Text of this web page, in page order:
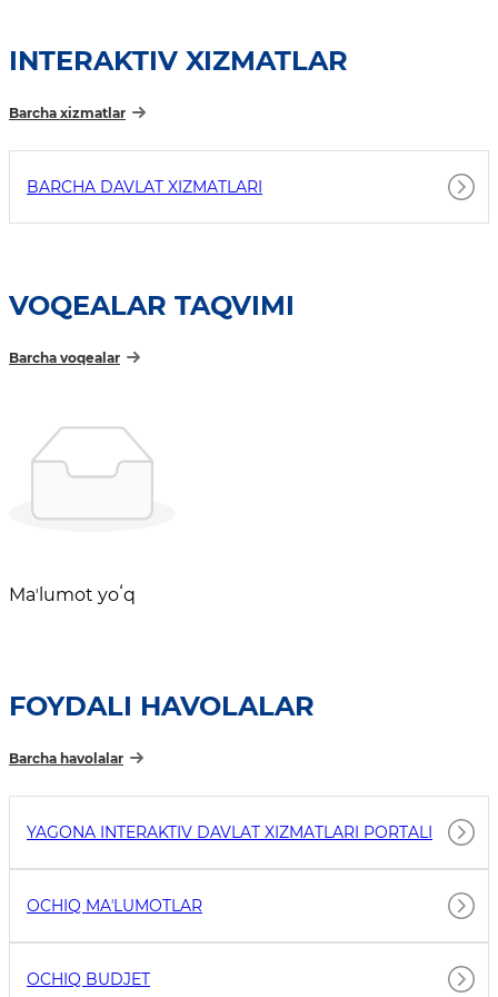
INTERAKTIV XIZMATLAR
Barcha xizmatlar
BARCHA DAVLAT XIZMATLARI
VOQEALAR TAQVIMI
Barcha voqealar
Maʼlumot yoʻq
FOYDALI HAVOLALAR
Barcha havolalar
YAGONA INTERAKTIV DAVLAT XIZMATLARI PORTALI
OCHIQ MAʼLUMOTLAR
OCHIQ BUDJET